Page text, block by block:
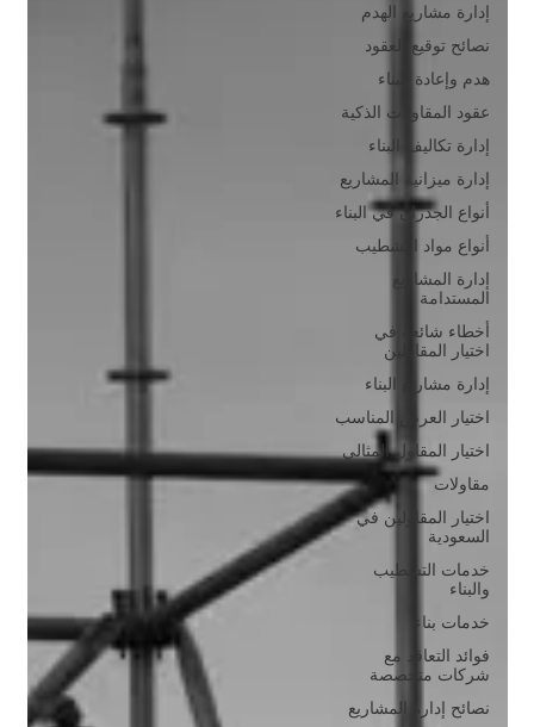
إدارة مشاريع الهدم
نصائح توقيع العقود
هدم وإعادة البناء
عقود المقاولات الذكية
إدارة تكاليف البناء
إدارة ميزانية المشاريع
أنواع الجدران في البناء
أنواع مواد التشطيب
إدارة المشاريع
المستدامة
أخطاء شائعة في
اختيار المقاولين
إدارة مشاريع البناء
اختيار العرض المناسب
اختيار المقاول المثالي
مقاولات
اختيار المقاولين في
السعودية
خدمات التشطيب
والبناء
خدمات بناء
فوائد التعاقد مع
شركات متخصصة
نصائح إدارة المشاريع